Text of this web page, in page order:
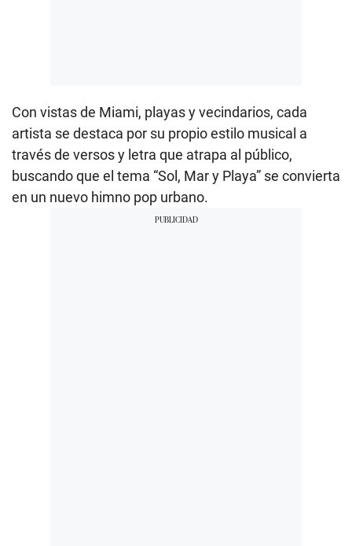
Con vistas de Miami, playas y vecindarios, cada
artista se destaca por su propio estilo musical a
través de versos y letra que atrapa al público,
buscando que el tema “Sol, Mar y Playa” se convierta
en un nuevo himno pop urbano.